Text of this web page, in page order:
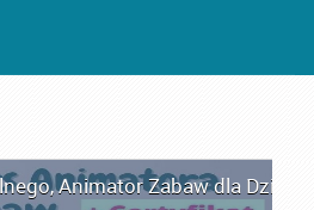
,Animator Zabaw dla Dzieci